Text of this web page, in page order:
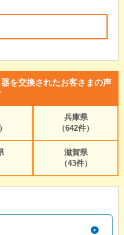
を交換されたお客さまの声
兵庫県
（642件）
滋賀県
（43件）